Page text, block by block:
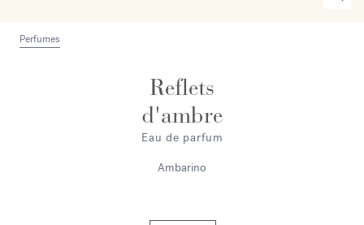
Perfumes
Reflets
d'ambre
Eau de parfum
Ambarino